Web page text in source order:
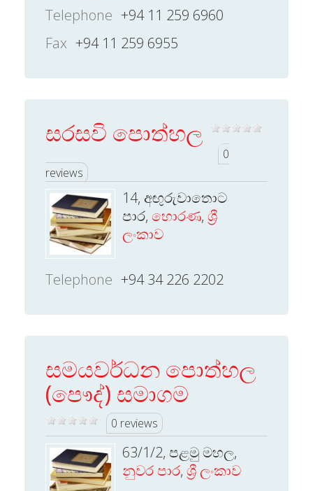
Telephone +94 11 259 6960
Fax +94 11 259 6955
සරසවි පොත්හල
0
reviews
14, අඟුරුවාතොට
පාර, හොරණ, ශ්‍රී
ලංකාව
Telephone +94 34 226 2202
සමයවර්ධන පොත්හල
(පෞද්) සමාගම
0 reviews
63/1/2, පළමු මහල,
නුවර පාර, ශ්‍රී ලංකාව